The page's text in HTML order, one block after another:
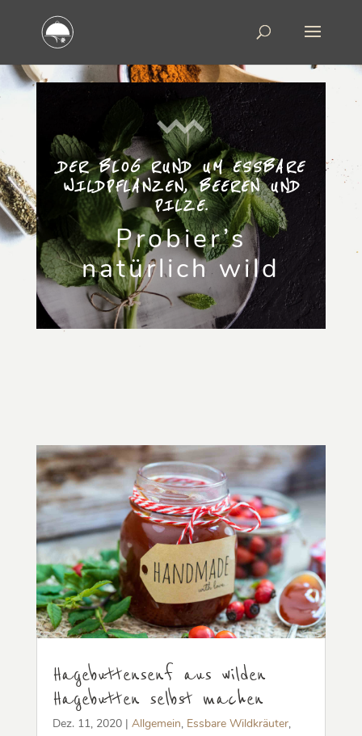
DER BLOG RUND UM ESSBARE
WILDPFLANZEN, BEEREN UND
PILZE.
Probier’s
natürlich wild
Hagebuttensenf aus wilden
Hagebutten selbst machen
Dez. 11, 2020| Allgemein, Essbare Wildkräuter,